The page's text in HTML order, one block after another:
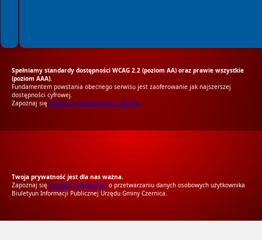
Spełniamy standardy dostępności WCAG 2.2 (poziom AA) oraz prawie wszystkie
(poziom AAA).
Fundamentem powstania obecnego serwisu jest zaoferowanie jak najszerszej
dostępności cyfrowej.
Zapoznaj się Deklaracją dostępności cyfrowej.
Twoja prywatność jest dla nas ważna.
Zapoznaj się Polityką Prywatności o przetwarzaniu danych osobowych użytkownika
Biuletyun Informacji Publicznej Urzędu Gminy Czernica.